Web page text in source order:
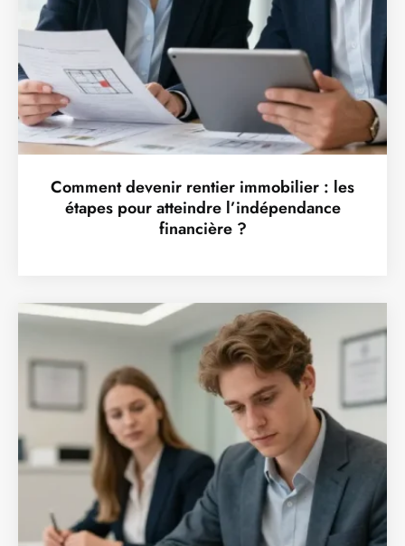
Comment devenir rentier immobilier : les
étapes pour atteindre l’indépendance
financière ?